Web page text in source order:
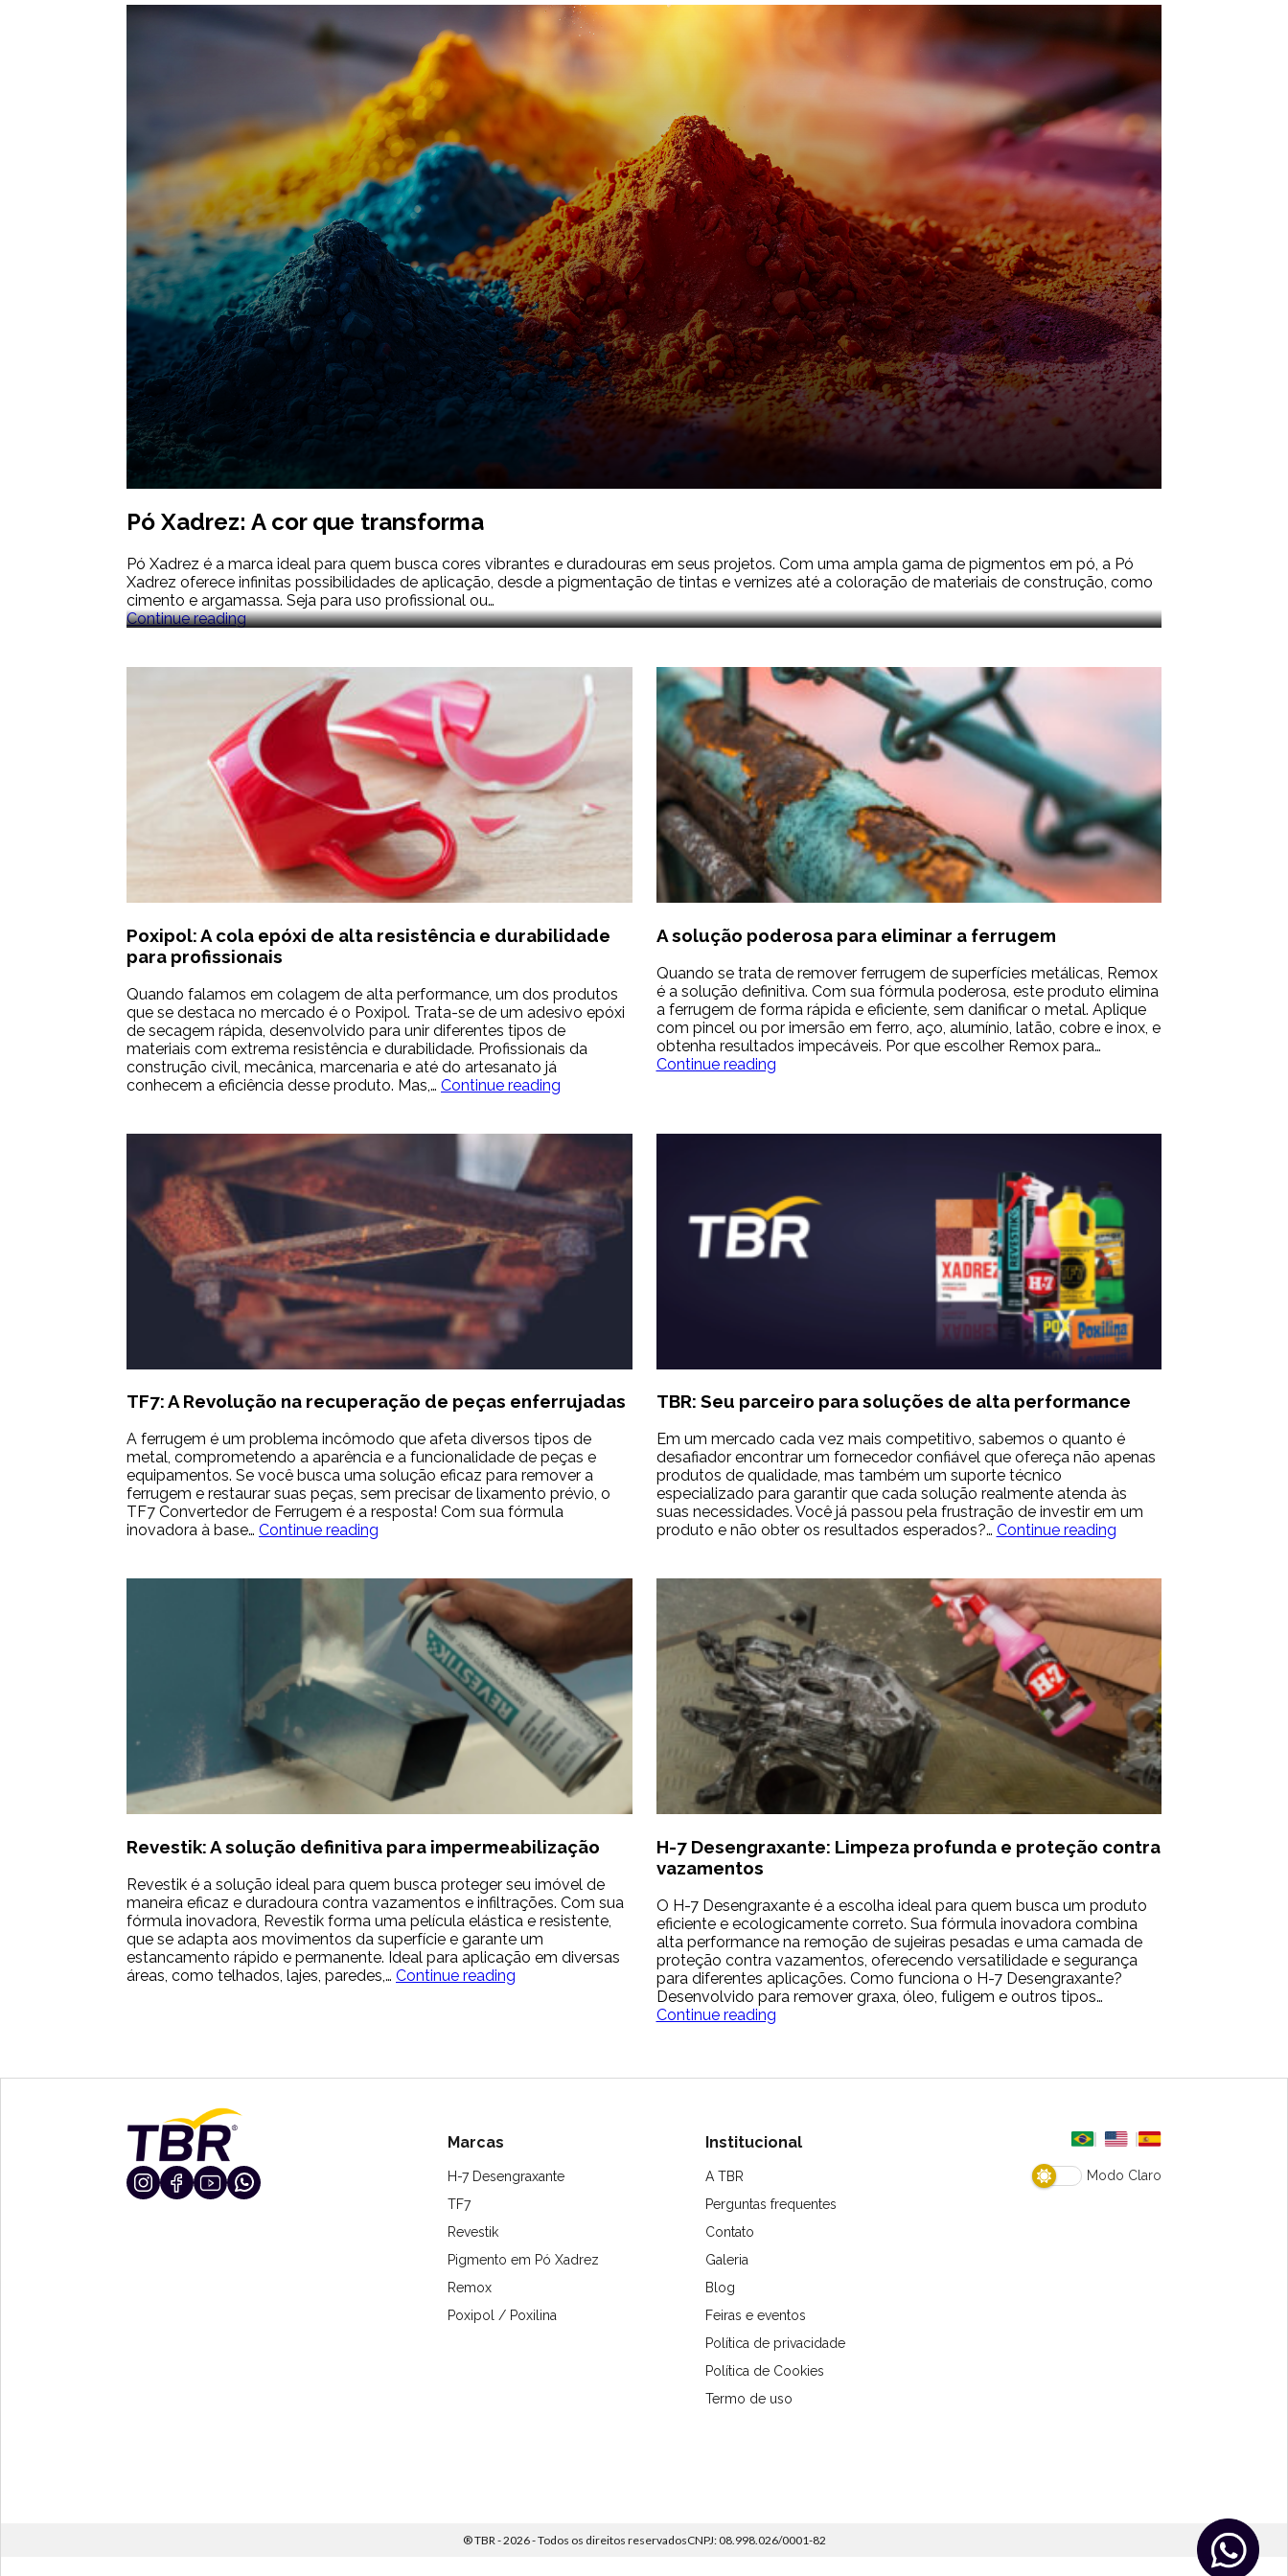
Pó Xadrez: A cor que transforma
Pó Xadrez é a marca ideal para quem busca cores vibrantes e duradouras em seus projetos. Com uma ampla gama de pigmentos em pó, a Pó
Xadrez oferece infinitas possibilidades de aplicação, desde a pigmentação de tintas e vernizes até a coloração de materiais de construção, como
cimento e argamassa. Seja para uso profissional ou…
Continue reading
Pó
cor
Poxipol: A cola epóxi de alta resistência e durabilidade
para profissionais
Quando falamos em colagem de alta performance, um dos produtos
que se destaca no mercado é o Poxipol. Trata-se de um adesivo epóxi
de secagem rápida, desenvolvido para unir diferentes tipos de
materiais com extrema resistência e durabilidade. Profissionais da
construção civil, mecânica, marcenaria e até do artesanato já
conhecem a eficiência desse produto. Mas,… Continue reading
epóxi
alta
resistência
e
durabilidade
para
profissionais
A solução poderosa para eliminar a ferrugem
Quando se trata de remover ferrugem de superfícies metálicas, Remox
é a solução definitiva. Com sua fórmula poderosa, este produto elimina
a ferrugem de forma rápida e eficiente, sem danificar o metal. Aplique
com pincel ou por imersão em ferro, aço, alumínio, latão, cobre e inox, e
obtenha resultados impecáveis. Por que escolher Remox para…
Continue readingA
eliminar
TF7: A Revolução na recuperação de peças enferrujadas
A ferrugem é um problema incômodo que afeta diversos tipos de
metal, comprometendo a aparência e a funcionalidade de peças e
equipamentos. Se você busca uma solução eficaz para remover a
ferrugem e restaurar suas peças, sem precisar de lixamento prévio, o
TF7 Convertedor de Ferrugem é a resposta! Com sua fórmula
inovadora à base… Continue reading
na
recuperação
de
peças
enferrujadas
TBR: Seu parceiro para soluções de alta performance
Em um mercado cada vez mais competitivo, sabemos o quanto é
desafiador encontrar um fornecedor confiável que ofereça não apenas
produtos de qualidade, mas também um suporte técnico
especializado para garantir que cada solução realmente atenda às
suas necessidades. Você já passou pela frustração de investir em um
produto e não obter os resultados esperados?… Continue readingTBR:
para
de
alta
performance
Revestik: A solução definitiva para impermeabilização
Revestik é a solução ideal para quem busca proteger seu imóvel de
maneira eficaz e duradoura contra vazamentos e infiltrações. Com sua
fórmula inovadora, Revestik forma uma película elástica e resistente,
que se adapta aos movimentos da superfície e garante um
estancamento rápido e permanente. Ideal para aplicação em diversas
áreas, como telhados, lajes, paredes,… Continue reading
H-7 Desengraxante: Limpeza profunda e proteção contra
vazamentos
O H-7 Desengraxante é a escolha ideal para quem busca um produto
eficiente e ecologicamente correto. Sua fórmula inovadora combina
alta performance na remoção de sujeiras pesadas e uma camada de
proteção contra vazamentos, oferecendo versatilidade e segurança
para diferentes aplicações. Como funciona o H-7 Desengraxante?
Desenvolvido para remover graxa, óleo, fuligem e outros tipos…
Continue readingH-
contra
Marcas
H-7 Desengraxante
TF7
Revestik
Pigmento em Pó Xadrez
Remox
Poxipol / Poxilina
Institucional
A TBR
Perguntas frequentes
Contato
Galeria
Blog
Feiras e eventos
Política de privacidade
Política de Cookies
Termo de uso
Modo Claro
® TBR - 2026 - Todos os direitos reservadosCNPJ: 08.998.026/0001-82